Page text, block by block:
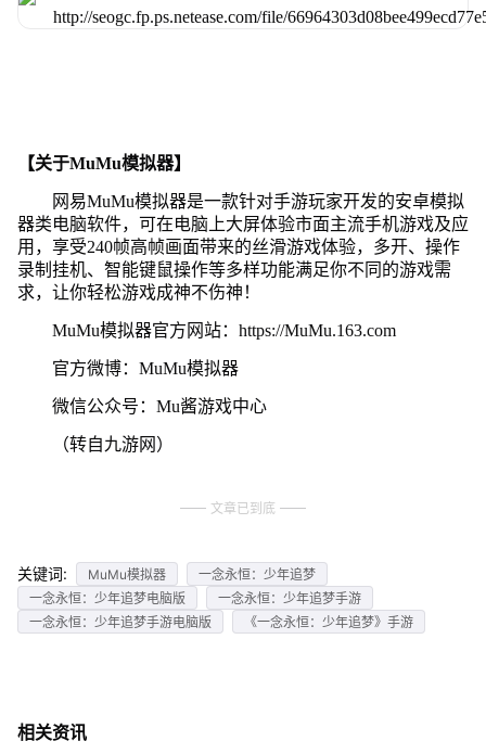
【关于MuMu模拟器】
网易MuMu模拟器是一款针对手游玩家开发的安卓模拟
器类电脑软件，可在电脑上大屏体验市面主流手机游戏及应
用，享受240帧高帧画面带来的丝滑游戏体验，多开、操作
录制挂机、智能键鼠操作等多样功能满足你不同的游戏需
求，让你轻松游戏成神不伤神！
MuMu模拟器官方网站：https://MuMu.163.com
官方微博：MuMu模拟器
微信公众号：Mu酱游戏中心
（转自九游网）
文章已到底
关键词: MuMu模拟器
一念永恒：少年追梦
一念永恒：少年追梦电脑版
一念永恒：少年追梦手游
一念永恒：少年追梦手游电脑版
《一念永恒：少年追梦》手游
相关资讯